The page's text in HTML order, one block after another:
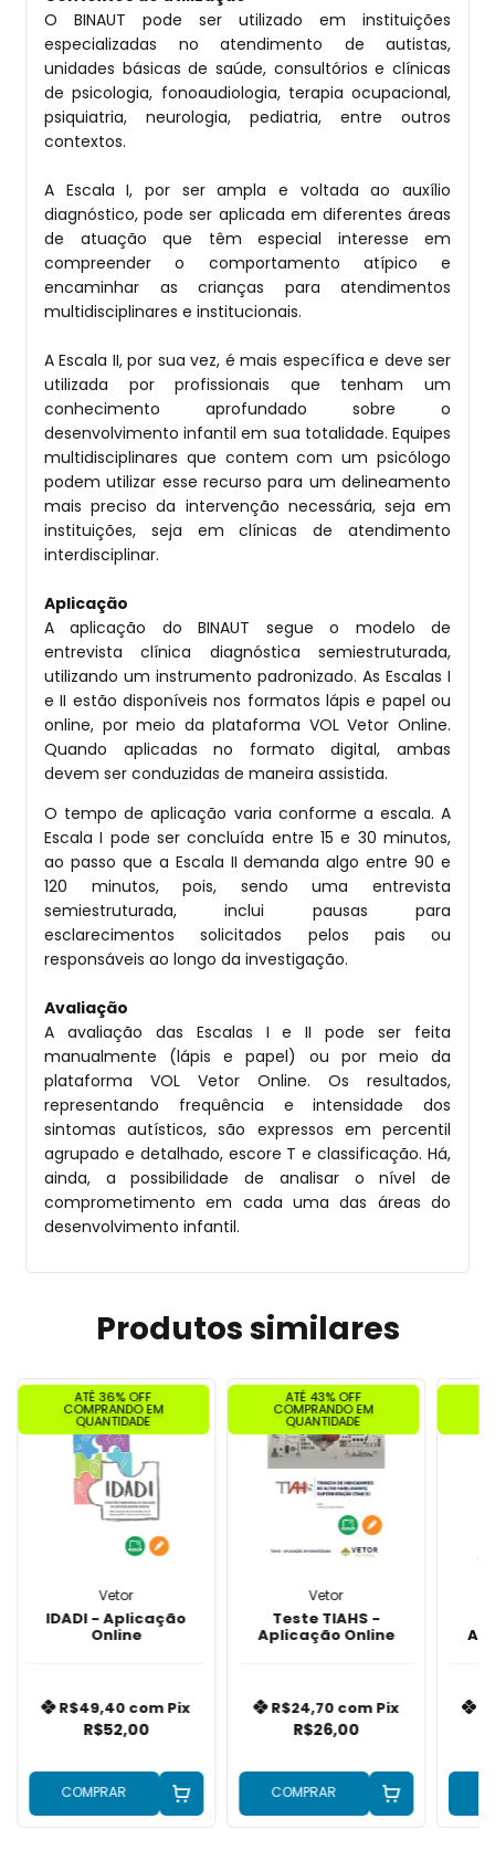
O BINAUT pode ser utilizado em instituições
especializadas no atendimento de autistas,
unidades básicas de saúde, consultórios e clínicas
de psicologia, fonoaudiologia, terapia ocupacional,
psiquiatria, neurologia, pediatria, entre outros
contextos.
A Escala I, por ser ampla e voltada ao auxílio
diagnóstico, pode ser aplicada em diferentes áreas
de atuação que têm especial interesse em
compreender o comportamento atípico e
encaminhar as crianças para atendimentos
multidisciplinares e institucionais.
A Escala II, por sua vez, é mais específica e deve ser
utilizada por profissionais que tenham um
conhecimento aprofundado sobre o
desenvolvimento infantil em sua totalidade. Equipes
multidisciplinares que contem com um psicólogo
podem utilizar esse recurso para um delineamento
mais preciso da intervenção necessária, seja em
instituições, seja em clínicas de atendimento
interdisciplinar.
Aplicação
A aplicação do BINAUT segue o modelo de
entrevista clínica diagnóstica semiestruturada,
utilizando um instrumento padronizado. As Escalas I
e II estão disponíveis nos formatos lápis e papel ou
online, por meio da plataforma VOL Vetor Online.
Quando aplicadas no formato digital, ambas
devem ser conduzidas de maneira assistida.
O tempo de aplicação varia conforme a escala. A
Escala I pode ser concluída entre 15 e 30 minutos,
ao passo que a Escala II demanda algo entre 90 e
120 minutos, pois, sendo uma entrevista
semiestruturada, inclui pausas para
esclarecimentos solicitados pelos pais ou
responsáveis ao longo da investigação.
Avaliação
A avaliação das Escalas I e II pode ser feita
manualmente (lápis e papel) ou por meio da
plataforma VOL Vetor Online. Os resultados,
representando frequência e intensidade dos
sintomas autísticos, são expressos em percentil
agrupado e detalhado, escore T e classificação. Há,
ainda, a possibilidade de analisar o nível de
comprometimento em cada uma das áreas do
desenvolvimento infantil.
Produtos similares
ATÉ 36% OFF
COMPRANDO EM
QUANTIDADE
Vetor
IDADI - Aplicação
Online
R$52,00
R$49,40 comPix
COMPRAR
ATÉ 43% OFF
COMPRANDO EM
QUANTIDADE
Vetor
Teste TIAHS -
Aplicação Online
R$26,00
R$24,70 comPix
COMPRAR